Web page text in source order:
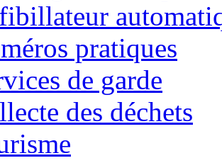
pratiques
de garde
des déchets